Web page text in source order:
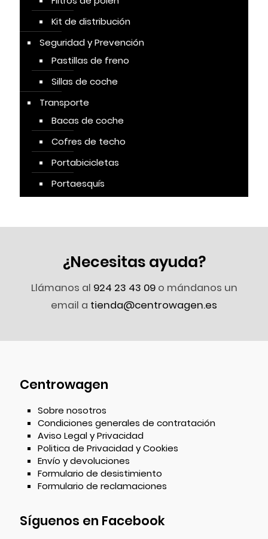
Kit de distribución
Seguridad y Prevención
Pastillas de freno
Sillas de coche
Transporte
Bacas de coche
Cofres de techo
Portabicicletas
Portaesquís
¿Necesitas ayuda?
Llámanos al 924 23 43 09o mándanos un
email a tienda@centrowagen.es
Centrowagen
Sobre nosotros
Condiciones generales de contratación
Aviso Legal y Privacidad
Politica de Privacidad y Cookies
Envío y devoluciones
Formulario de desistimiento
Formulario de reclamaciones
Síguenos en Facebook